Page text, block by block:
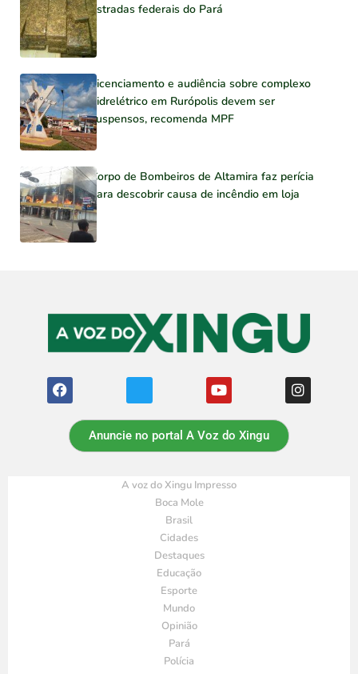
estradas federais do Pará
Licenciamento e audiência sobre complexo
hidrelétrico em Rurópolis devem ser
suspensos, recomenda MPF
Corpo de Bombeiros de Altamira faz perícia
para descobrir causa de incêndio em loja
Anuncie no portal A Voz do Xingu
A voz do Xingu Impresso
Boca Mole
Brasil
Cidades
Destaques
Educação
Esporte
Mundo
Opinião
Pará
Polícia